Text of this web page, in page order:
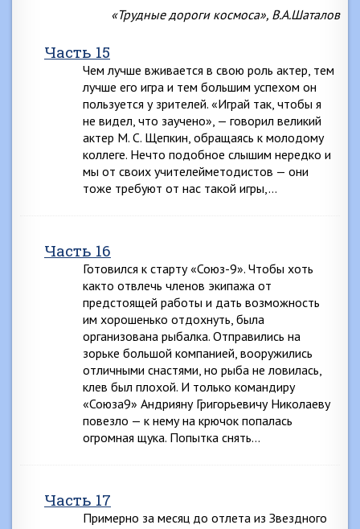
«Трудные дороги космоса», В.А.Шаталов
Часть 15
Чем лучше вживается в свою роль актер, тем
лучше его игра и тем большим успехом он
пользуется у зрителей. «Играй так, чтобы я
не видел, что заучено», — говорил великий
актер М. С. Щепкин, обращаясь к молодому
коллеге. Нечто подобное слышим нередко и
мы от своих учителейметодистов — они
тоже требуют от нас такой игры,…
Часть 16
Готовился к старту «Союз-9». Чтобы хоть
както отвлечь членов экипажа от
предстоящей работы и дать возможность
им хорошенько отдохнуть, была
организована рыбалка. Отправились на
зорьке большой компанией, вооружились
отличными снастями, но рыба не ловилась,
клев был плохой. И только командиру
«Союза9» Андрияну Григорьевичу Николаеву
повезло — к нему на крючок попалась
огромная щука. Попытка снять…
Часть 17
Примерно за месяц до отлета из Звездного